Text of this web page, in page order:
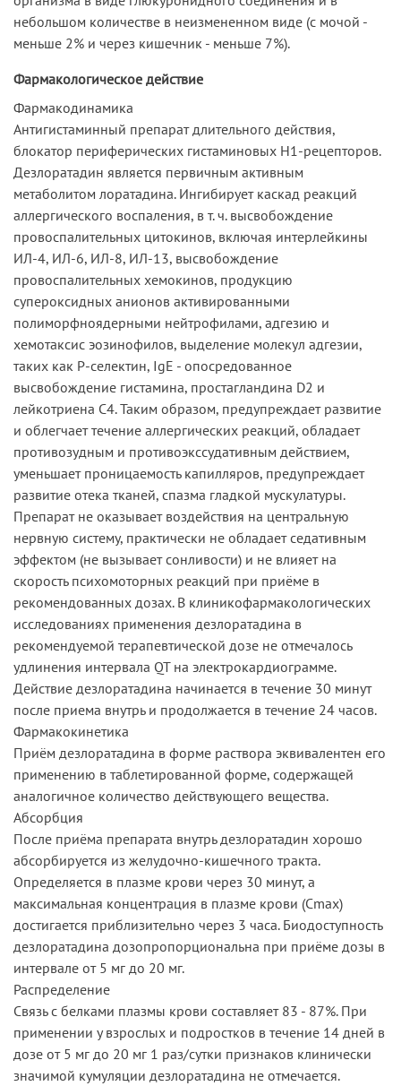
небольшом количестве в неизмененном виде (с мочой -
меньше 2% и через кишечник - меньше 7%).
Фармакологическое действие
Фармакодинамика
Антигистаминный препарат длительного действия,
блокатор периферических гистаминовых Н1-рецепторов.
Дезлоратадин является первичным активным
метаболитом лоратадина. Ингибирует каскад реакций
аллергического воспаления, в т. ч. высвобождение
провоспалительных цитокинов, включая интерлейкины
ИЛ-4, ИЛ-6, ИЛ-8, ИЛ-13, высвобождение
провоспалительных хемокинов, продукцию
супероксидных анионов активированными
полиморфноядерными нейтрофилами, адгезию и
хемотаксис эозинофилов, выделение молекул адгезии,
таких как Р-селектин, IgE - опосредованное
высвобождение гистамина, простагландина D2 и
лейкотриена С4. Таким образом, предупреждает развитие
и облегчает течение аллергических реакций, обладает
противозудным и противоэкссудативным действием,
уменьшает проницаемость капилляров, предупреждает
развитие отека тканей, спазма гладкой мускулатуры.
Препарат не оказывает воздействия на центральную
нервную систему, практически не обладает седативным
эффектом (не вызывает сонливости) и не влияет на
скорость психомоторных реакций при приёме в
рекомендованных дозах. В клиникофармакологических
исследованиях применения дезлоратадина в
рекомендуемой терапевтической дозе не отмечалось
удлинения интервала QT на электрокардиограмме.
Действие дезлоратадина начинается в течение 30 минут
после приема внутрь и продолжается в течение 24 часов.
Фармакокинетика
Приём дезлоратадина в форме раствора эквивалентен его
применению в таблетированной форме, содержащей
аналогичное количество действующего вещества.
Абсорбция
После приёма препарата внутрь дезлоратадин хорошо
абсорбируется из желудочно-кишечного тракта.
Определяется в плазме крови через 30 минут, а
максимальная концентрация в плазме крови (Cmax)
достигается приблизительно через 3 часа. Биодоступность
дезлоратадина дозопропорциональна при приёме дозы в
интервале от 5 мг до 20 мг.
Распределение
Связь с белками плазмы крови составляет 83 - 87%. При
применении у взрослых и подростков в течение 14 дней в
дозе от 5 мг до 20 мг 1 раз/сутки признаков клинически
значимой кумуляции дезлоратадина не отмечается.